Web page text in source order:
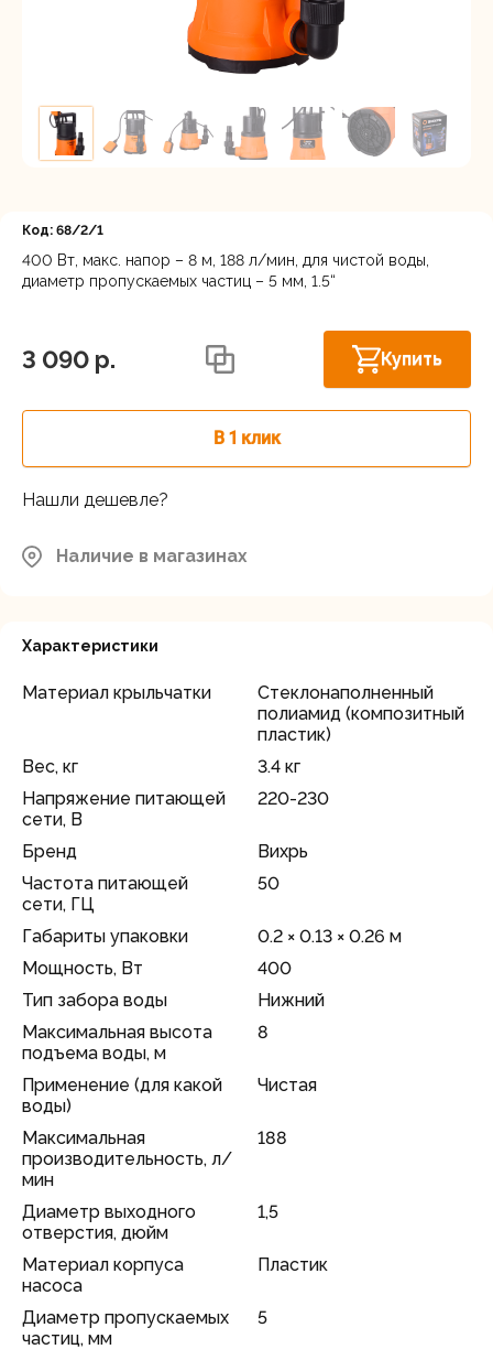
Код: 68/2/1
400 Вт, макс. напор – 8 м, 188 л/мин, для чистой воды,
диаметр пропускаемых частиц – 5 мм, 1.5“
3 090 p. Купить
В 1 клик
Нашли дешевле?
Наличие в магазинах
Характеристики
Материал крыльчатки
Стеклонаполненный
полиамид (композитный
пластик)
Вес, кг
3.4 кг
Напряжение питающей
сети, В
220-230
Бренд
Вихрь
Частота питающей
сети, ГЦ
50
Габариты упаковки
0.2 × 0.13 × 0.26 м
Мощность, Вт
400
Тип забора воды
Нижний
Максимальная высота
подъема воды, м
8
Применение (для какой
воды)
Чистая
Максимальная
производительность, л/
мин
188
Диаметр выходного
отверстия, дюйм
1,5
Материал корпуса
насоса
Пластик
Диаметр пропускаемых
частиц, мм
5
Регистрация